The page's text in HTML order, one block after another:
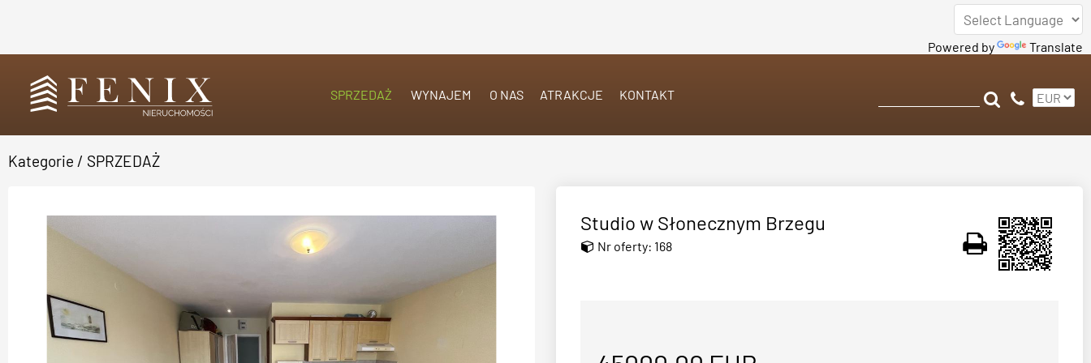
Powered by Translate
SPRZEDAŻ WYNAJEM O NAS ATRAKCJE KONTAKT
Kategorie / SPRZEDAŻ
Studio w Słonecznym Brzegu
Nr oferty: 168